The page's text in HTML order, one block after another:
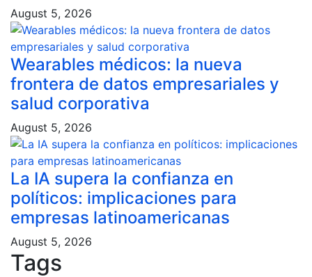
August 5, 2026
Wearables médicos: la nueva
frontera de datos empresariales y
salud corporativa
August 5, 2026
La IA supera la confianza en
políticos: implicaciones para
empresas latinoamericanas
August 5, 2026
Tags